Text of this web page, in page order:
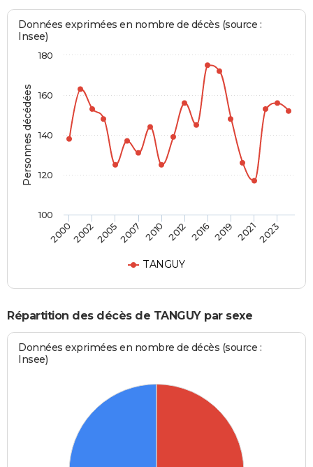
Personnes décédées
Données exprimées en nombre de décès (source :
Insee)
TANGUY
2000200220052007 2010 2012 2016 2019 20212023
100
120
140
160
180
Répartition des décès de TANGUY par sexe
Données exprimées en nombre de décès (source :
Insee)